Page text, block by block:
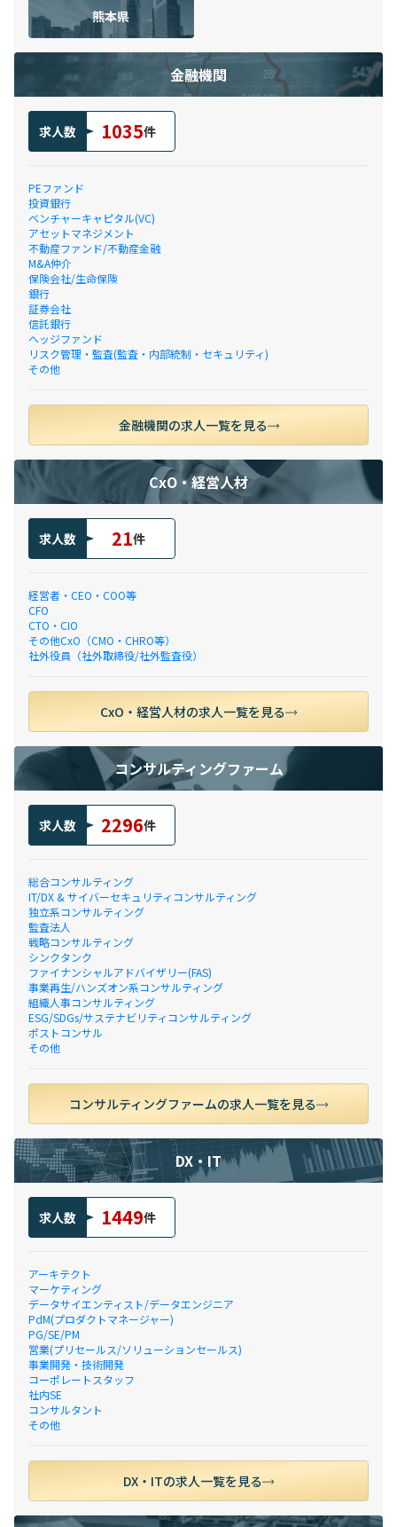
熊本県
金融機関
求人数 1035件
PEファンド
投資銀行
ベンチャーキャピタル(VC)
アセットマネジメント
不動産ファンド/不動産金融
M&A仲介
保険会社/生命保険
銀行
証券会社
信託銀行
ヘッジファンド
リスク管理・監査(監査・内部統制・セキュリティ)
その他
金融機関の求人一覧を見る
CxO・経営人材
求人数 21件
経営者・CEO・COO等
CFO
CTO・CIO
その他CxO（CMO・CHRO等）
社外役員（社外取締役/社外監査役）
CxO・経営人材の求人一覧を見る
コンサルティングファーム
求人数 2296件
総合コンサルティング
IT/DX & サイバーセキュリティコンサルティング
独立系コンサルティング
監査法人
戦略コンサルティング
シンクタンク
ファイナンシャルアドバイザリー(FAS)
事業再生/ハンズオン系コンサルティング
組織人事コンサルティング
ESG/SDGs/サステナビリティコンサルティング
ポストコンサル
その他
コンサルティングファームの求人一覧を見る
DX・IT
求人数 1449件
アーキテクト
マーケティング
データサイエンティスト/データエンジニア
PdM(プロダクトマネージャー)
PG/SE/PM
営業(プリセールス/ソリューションセールス)
事業開発・技術開発
コーポレートスタッフ
社内SE
コンサルタント
その他
DX・ITの求人一覧を見る